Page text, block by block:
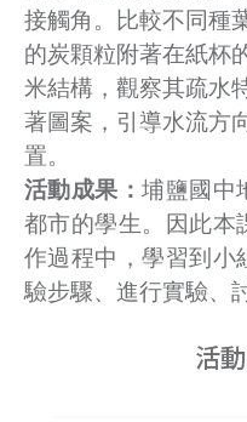
接觸角。比較不同種
的炭顆粒附著在紙杯
米結構，觀察其疏水
著圖案，引導水流方
置。
活動成果：埔鹽國中
都市的學生。因此本
作過程中，學習到小
驗步驟、進行實驗、
活